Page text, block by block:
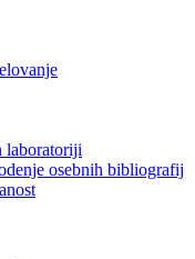
laboratoriji
osebnih bibliografij